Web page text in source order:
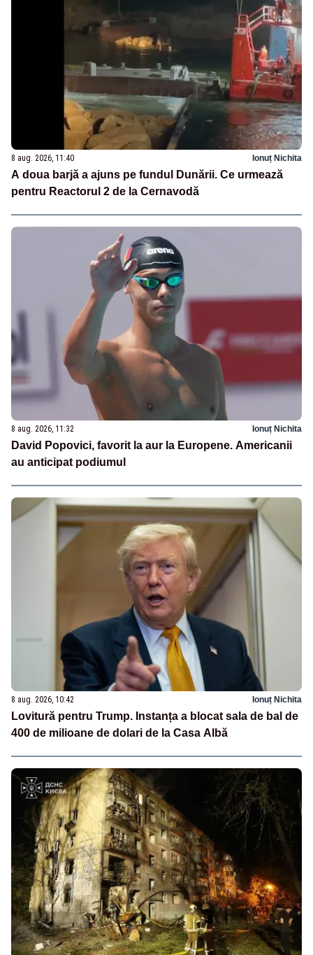
8 aug. 2026, 11:40 Ionuț Nichita
A doua barjă a ajuns pe fundul Dunării. Ce urmează
pentru Reactorul 2 de la Cernavodă
8 aug. 2026, 11:32 Ionuț Nichita
David Popovici, favorit la aur la Europene. Americanii
au anticipat podiumul
8 aug. 2026, 10:42 Ionuț Nichita
Lovitură pentru Trump. Instanța a blocat sala de bal de
400 de milioane de dolari de la Casa Albă